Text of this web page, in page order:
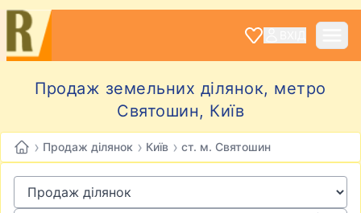
Продаж земельних ділянок, метро
Святошин, Київ
› Продаж ділянок › Київ › ст. м. Святошин